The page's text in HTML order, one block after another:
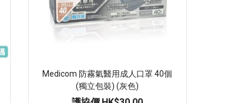
Medicom 防霧氣醫用成人口罩 40個
(獨立包裝) (灰色)